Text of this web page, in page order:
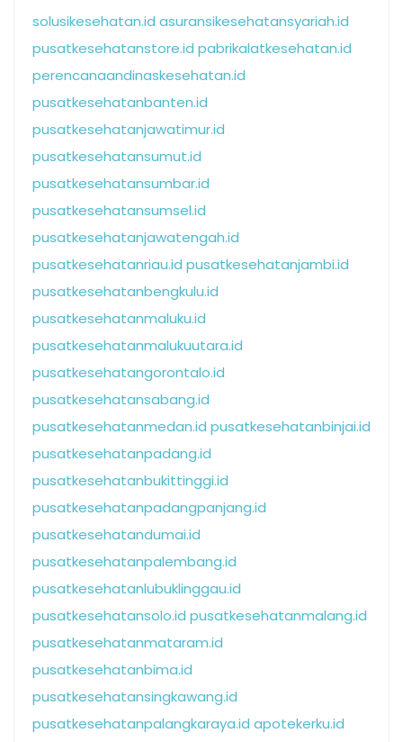
solusikesehatan.id asuransikesehatansyariah.id
pusatkesehatanstore.id pabrikalatkesehatan.id
perencanaandinaskesehatan.id
pusatkesehatanbanten.id
pusatkesehatanjawatimur.id
pusatkesehatansumut.id
pusatkesehatansumbar.id
pusatkesehatansumsel.id
pusatkesehatanjawatengah.id
pusatkesehatanriau.id pusatkesehatanjambi.id
pusatkesehatanbengkulu.id
pusatkesehatanmaluku.id
pusatkesehatanmalukuutara.id
pusatkesehatangorontalo.id
pusatkesehatansabang.id
pusatkesehatanmedan.id pusatkesehatanbinjai.id
pusatkesehatanpadang.id
pusatkesehatanbukittinggi.id
pusatkesehatanpadangpanjang.id
pusatkesehatandumai.id
pusatkesehatanpalembang.id
pusatkesehatanlubuklinggau.id
pusatkesehatansolo.id pusatkesehatanmalang.id
pusatkesehatanmataram.id
pusatkesehatanbima.id
pusatkesehatansingkawang.id
pusatkesehatanpalangkaraya.id apotekerku.id